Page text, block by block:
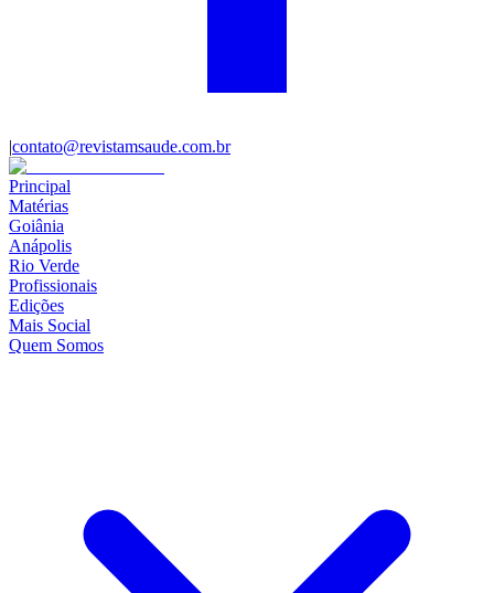
|contato@revistamsaude.com.br
Principal
Matérias
Goiânia
Anápolis
Rio Verde
Profissionais
Edições
Mais Social
Quem Somos